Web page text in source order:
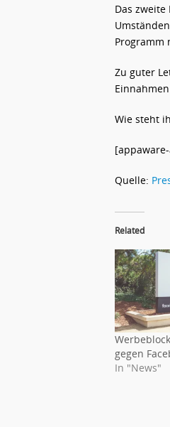
Das
Programm
Zu guter
Wie steht
[appaware-
Quelle:
Related
gegen
In "News"